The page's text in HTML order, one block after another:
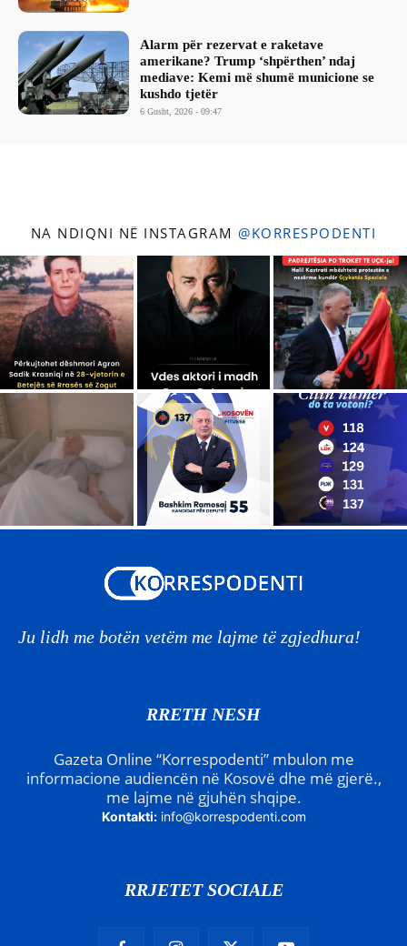
Alarm për rezervat e raketave
amerikane? Trump ‘shpërthen’ ndaj
mediave: Kemi më shumë municione se
kushdo tjetër
6 Gusht, 2026 - 09:47
NA NDIQNI NË INSTAGRAM @KORRESPODENTI
Ju lidh me botën vetëm me lajme të zgjedhura!
RRETH NESH
Gazeta Online “Korrespodenti” mbulon me
informacione audiencën në Kosovë dhe më gjerë.,
me lajme në gjuhën shqipe.
Kontakti: info@korrespodenti.com
RRJETET SOCIALE